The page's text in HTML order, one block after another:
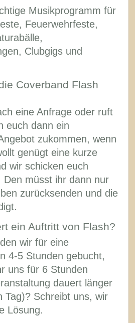
Musikprogramm für
Feuerwehrfeste,
Clubgigs und
Coverband Flash
eine Anfrage oder ruft
euch dann ein
zukommen, wenn
genügt eine kurze
wir schicken euch
Den müsst ihr dann nur
zurücksenden und die
ein Auftritt von Flash?
wir für eine
4-5 Stunden gebucht,
uns für 6 Stunden
dauert länger
Tag)? Schreibt uns, wir
Lösung.